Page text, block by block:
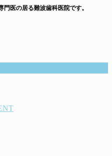
医の居る難波歯科医院です。